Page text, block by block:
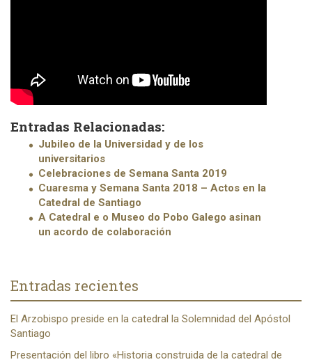
Entradas Relacionadas:
Jubileo de la Universidad y de los
universitarios
Celebraciones de Semana Santa 2019
Cuaresma y Semana Santa 2018 – Actos en la
Catedral de Santiago
A Catedral e o Museo do Pobo Galego asinan
un acordo de colaboración
Entradas recientes
El Arzobispo preside en la catedral la Solemnidad del Apóstol
Santiago
Presentación del libro «Historia construida de la catedral de